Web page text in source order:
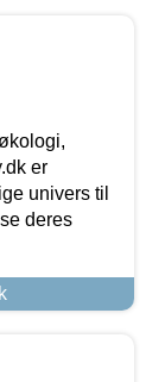
er
univers til
deres